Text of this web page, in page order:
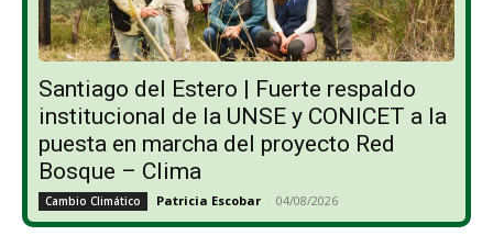
Santiago del Estero | Fuerte respaldo
institucional de la UNSE y CONICET a la
puesta en marcha del proyecto Red
Bosque – Clima
Cambio Climático Patricia Escobar - 04/08/2026